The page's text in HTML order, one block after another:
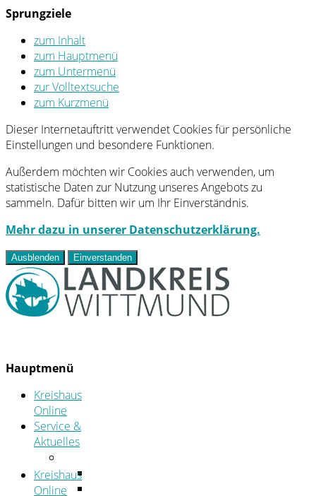
Sprungziele
zum Inhalt
zum Hauptmenü
zum Untermenü
zur Volltextsuche
zum Kurzmenü
Dieser Internetauftritt verwendet Cookies für persönliche
Einstellungen und besondere Funktionen.
Außerdem möchten wir Cookies auch verwenden, um
statistische Daten zur Nutzung unseres Angebots zu
sammeln. Dafür bitten wir um Ihr Einverständnis.
Mehr dazu in unserer Datenschutzerklärung.
Ausblenden Einverstanden
Hauptmenü
Kreishaus
Online
Service &
Aktuelles
Kreishaus
Online